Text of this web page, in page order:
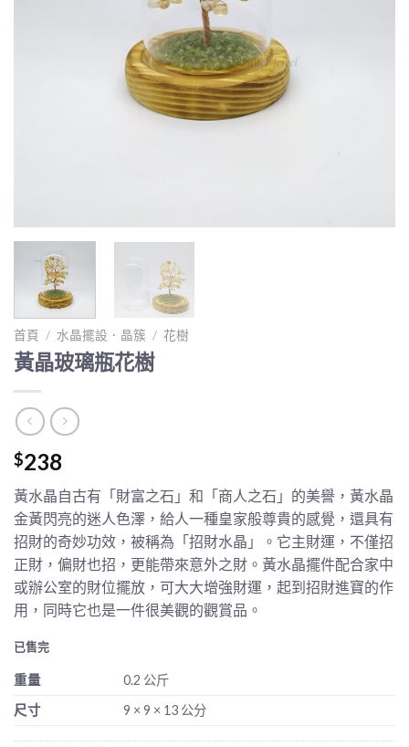
首頁 / 水晶擺設．晶簇 / 花樹
黃晶玻璃瓶花樹
$238
黃水晶自古有「財富之石」和「商人之石」的美譽，黃水晶
金黃閃亮的迷人色澤，給人一種皇家般尊貴的感覺，還具有
招財的奇妙功效，被稱為「招財水晶」。它主財運，不僅招
正財，偏財也招，更能帶來意外之財。黃水晶擺件配合家中
或辦公室的財位擺放，可大大增強財運，起到招財進寶的作
用，同時它也是一件很美觀的觀賞品。
已售完
重量
0.2 公斤
尺寸
9 × 9 × 13 公分